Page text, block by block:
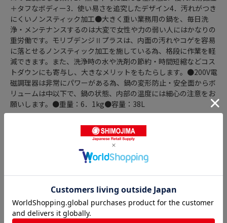
＋タフなボディー3．使い易さを追究したデザイン4．汚れがつき
にくいノンスティック加工●大きく重い業務用の鍋を、毎日洗
浄・メンテナンスするのは大変で女性や力の弱い人にはかなりの
重労働です。モリブデンジⅡプラスは、内面の汚れやコゲを容易
に落とせるノンスティック加工を施している為、格段に作業を軽
減できます。また、洗浄時の水や洗剤の節約・時間短縮などコス
トダウンにも寄与し、大きなメリットをもたらします。●200V電
磁調理器は非常にパワーがある為、鍋の変形防止・安全面からボ
リュームは中以下で、鍋の状態、内部の温度には細心の注意をお
願いします。●重量：6．1kg●容量：38L